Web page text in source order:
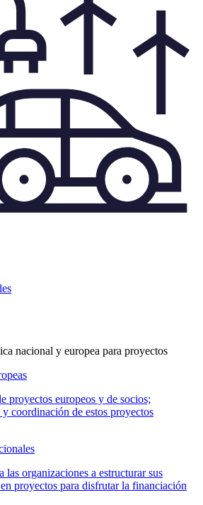
nacional y europea para proyectos
proyectos europeos y de socios;
coordinación de estos proyectos
las organizaciones a estructurar sus
proyectos para disfrutar la financiación